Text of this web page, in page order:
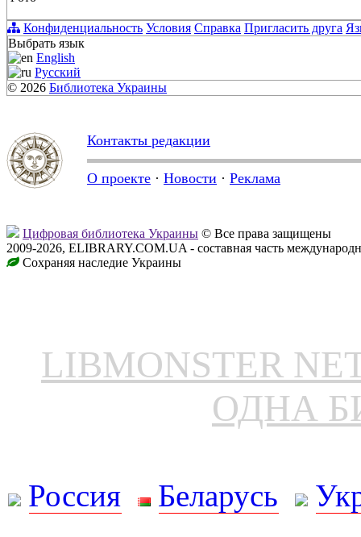
Конфиденциальность Условия Справка Пригласить друга
Выбрать язык
English
Русский
© 2026 Библиотека Украины
Контакты редакции
О проекте · Новости · Реклама
Цифровая библиотека Украины © Все права защищены
2009-2026, ELIBRARY.COM.UA - составная часть
Сохраняя наследие Украины
LIBMONSTER
ОДНА
Россия Беларусь